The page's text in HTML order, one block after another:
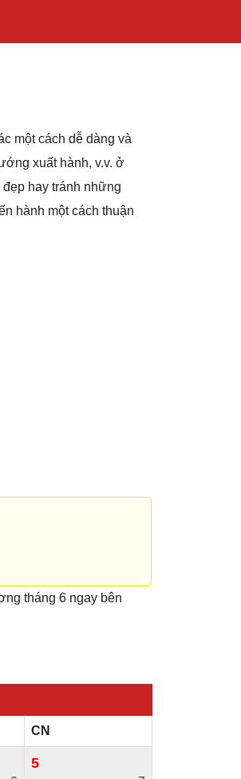
một cách dễ dàng và
xuất hành, v.v. ở
hay tránh những
hành một cách thuận
tháng 6 ngay bên
CN
5